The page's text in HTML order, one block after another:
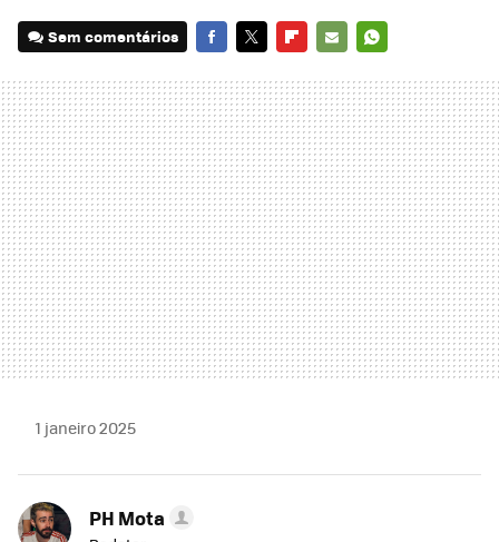
Sem comentários
MAIL
1 janeiro 2025
PH Mota